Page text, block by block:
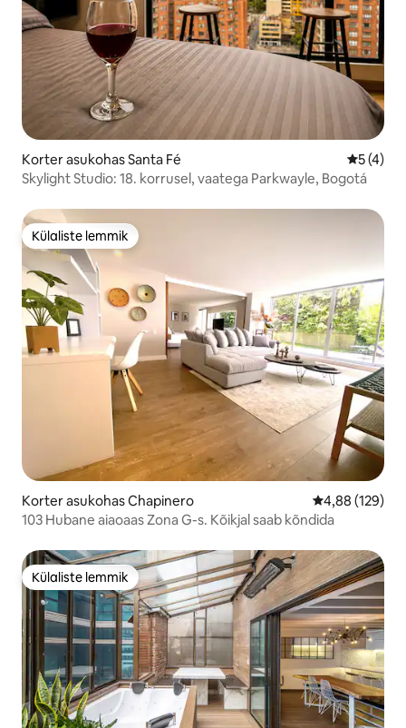
Korter asukohas Santa Fé
5 (4)
Skylight Studio: 18. korrusel, vaatega Parkwayle, Bogotá
Külaliste lemmik
Külaliste lemmik
Korter asukohas Chapinero Keskmine
4,88 (129)
103 Hubane aiaoaas Zona G-s. Kõikjal saab kõndida
Külaliste lemmik
Külaliste lemmik